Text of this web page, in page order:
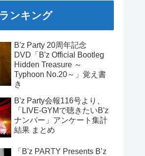
ンキング
B'z Party 20周年記念
DVD「B'z Official Bootleg
Hidden Treasure ～
Typhoon No.20～」覚え書
き
B'z Party会報116号より、
「LIVE-GYMで聴きたいB'z
ナンバー」アンケート集計
結果 まとめ
「B'z PARTY Presents B’z